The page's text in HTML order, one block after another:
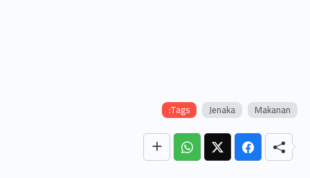
Tags: Jenaka Makanan